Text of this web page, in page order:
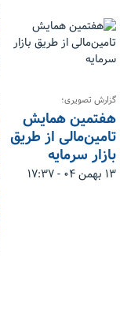
گزارش تصویری؛
هفتمین همایش
تامین‌مالی از طریق
بازار سرمایه
۱۳ بهمن ۰۴ - ۱۷:۳۷